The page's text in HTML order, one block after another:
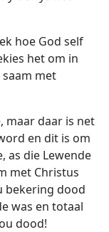
hoe God self
het om in
saam met
maar daar is net
en dit is om
as die Lewende
met Christus
bekering dood
was en totaal
dood!